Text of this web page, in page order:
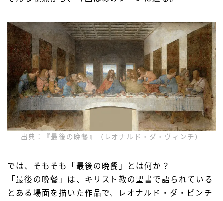
出典：『最後の晩餐』（レオナルド・ダ・ヴィンチ）
では、そもそも「最後の晩餐」とは何か？
「最後の晩餐」は、キリスト教の聖書で語られている
とある場面を描いた作品で、レオナルド・ダ・ビンチ